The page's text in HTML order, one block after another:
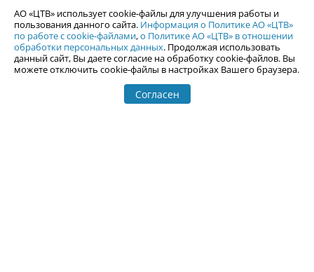
По вопросам размещения информации в разделе «Афиша»
afisha@uralweb.ru
Пользовательское соглашение на использование сайта
Политика АО «ЦТВ» в отношении обработки персональных данных
АО «ЦТВ» использует cookie-файлы для улучшения работы и
пользования данного сайта. Информация о Политике АО «ЦТВ»
по работе с cookie-файлами,о Политике АО «ЦТВ» в отношении
обработки персональных данных. Продолжая использовать
данный сайт, Вы даете согласие на обработку cookie-файлов. Вы
можете отключить cookie-файлы в настройках Вашего браузера.
Согласен